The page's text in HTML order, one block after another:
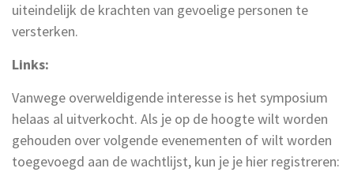
uiteindelijk de krachten van gevoelige personen te
versterken.
Links:
Vanwege overweldigende interesse is het symposium
helaas al uitverkocht. Als je op de hoogte wilt worden
gehouden over volgende evenementen of wilt worden
toegevoegd aan de wachtlijst, kun je je hier registreren: